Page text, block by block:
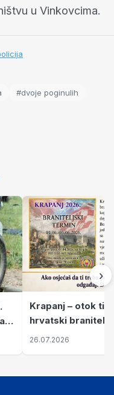
u Vinkovcima.
#dvoje poginulih
Krapanj – otok
hrvatski branitelji
pronalaze mir
26.07.2026
›